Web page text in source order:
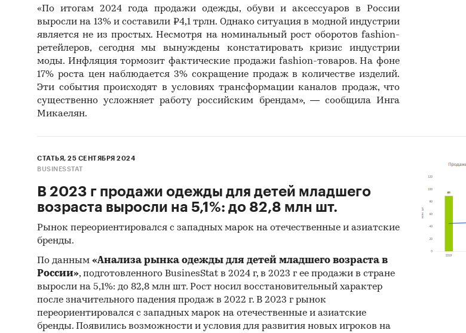
«По итогам 2024 года продажи одежды, обуви и аксессуаров в России
выросли на 13% и составили ₽4,1 трлн. Однако ситуация в модной индустрии
является не из простых. Несмотря на номинальный рост оборотов fashion-
ретейлеров, сегодня мы вынуждены констатировать кризис индустрии
моды. Инфляция тормозит фактические продажи fashion-товаров. На фоне
17% роста цен наблюдается 3% сокращение продаж в количестве изделий.
Эти события происходят в условиях трансформации каналов продаж, что
существенно усложняет работу российским брендам», — сообщила Инга
Микаелян.
СТАТЬЯ, 25 СЕНТЯБРЯ 2024
BUSINESSTAT
В 2023 г продажи одежды для детей младшего
возраста выросли на 5,1%: до 82,8 млн шт.
Рынок переориентировался с западных марок на отечественные и азиатские
бренды.
По данным «Анализа рынка одежды для детей младшего возраста в
России», подготовленного BusinesStat в 2024 г, в 2023 г ее продажи в стране
выросли на 5,1%: до 82,8 млн шт. Рост носил восстановительный характер
после значительного падения продаж в 2022 г. В 2023 г рынок
переориентировался с западных марок на отечественные и азиатские
бренды. Появились возможности и условия для развития новых игроков на